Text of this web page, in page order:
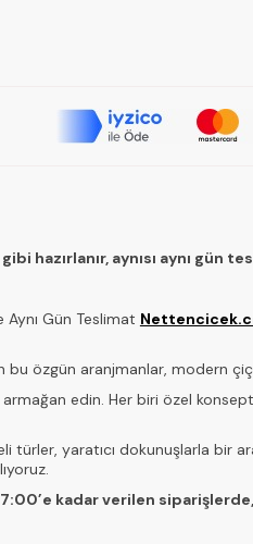
aynısı aynı gün
Gün Teslimat
bu özgün aranjmanlar, modern
edin. Her biri özel
türler, yaratıcı dokunuşlarla bir
kadar verilen